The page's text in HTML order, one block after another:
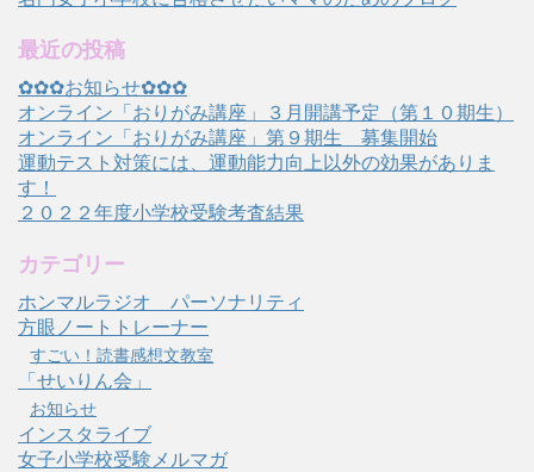
最近の投稿
✿✿✿お知らせ✿✿✿
オンライン「おりがみ講座」３月開講予定（第１０期生）
オンライン「おりがみ講座」第９期生 募集開始
運動テスト対策には、運動能力向上以外の効果がありま
す！
２０２２年度小学校受験考査結果
カテゴリー
ホンマルラジオ パーソナリティ
方眼ノートトレーナー
すごい！読書感想文教室
「せいりん会」
お知らせ
インスタライブ
女子小学校受験メルマガ